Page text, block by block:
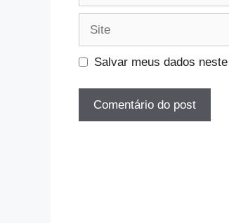
Salvar meus dados